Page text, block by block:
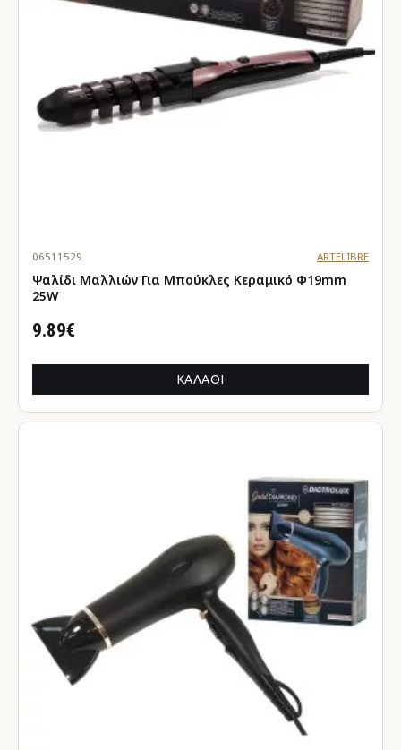
06511529 ARTELIBRE
Ψαλίδι Μαλλιών Για Μπούκλες Κεραμικό Φ19mm
25W
9.89€
ΚΑΛΆΘΙ